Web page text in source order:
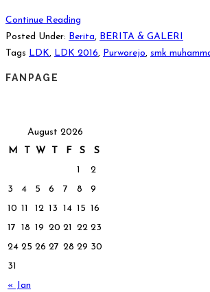
Continue Reading
Posted Under: Berita, BERITA & GALERI
Tags LDK, LDK 2016, Purworejo, smk
FANPAGE
August 2026
M
W F S S
« Jan
1
2
3
4 5 6 7 8
9
10 11 12 13 14 15 16
17 18 19 20 21 22 23
24 25 26 27 28 29 30
31